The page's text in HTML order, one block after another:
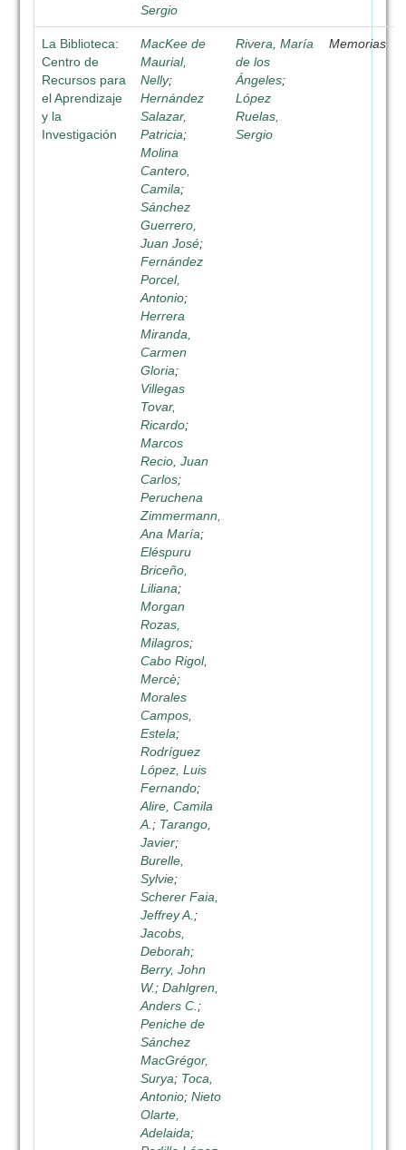
Sergio
La Biblioteca:
Centro de
Recursos para
el Aprendizaje
y la
Investigación
MacKee de
Maurial,
Nelly;
Hernández
Salazar,
Patricia;
Molina
Cantero,
Camila;
Sánchez
Guerrero,
Juan José;
Fernández
Porcel,
Antonio;
Herrera
Miranda,
Carmen
Gloria;
Villegas
Tovar,
Ricardo;
Marcos
Recio, Juan
Carlos;
Peruchena
Zimmermann,
Ana María;
Eléspuru
Briceño,
Liliana;
Morgan
Rozas,
Milagros;
Cabo Rigol,
Mercè;
Morales
Campos,
Estela;
Rodríguez
López, Luis
Fernando;
Alire, Camila
A. ; Tarango,
Javier;
Burelle,
Sylvie;
Scherer Faia,
Jeffrey A. ;
Jacobs,
Deborah;
Berry, John
W. ;Dahlgren,
Anders C. ;
Peniche de
Sánchez
MacGrégor,
Surya; Toca,
Antonio;Nieto
Olarte,
Adelaida;
Rivera, María
de los
Ángeles;
López
Ruelas,
Sergio
Memorias